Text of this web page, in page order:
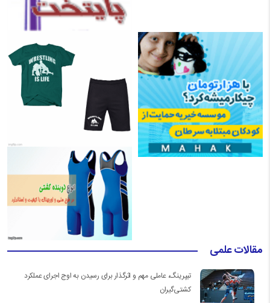
مقالات علمی
تیپرینگ، عاملی مهم و اثرگذار برای رسیدن به اوج اجرای عملکرد
کشتی‌گیران